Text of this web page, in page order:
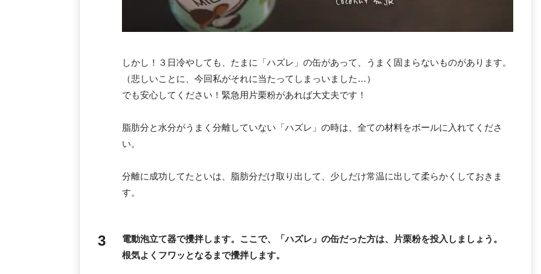
しかし！３日冷やしても、たまに「ハズレ」の缶があって、うまく固まらないものがあります。
（悲しいことに、今回私がそれに当たってしまっいました…）
でも安心してください！緊急用片栗粉があれば大丈夫です！
脂肪分と水分がうまく分離していない「ハズレ」の時は、全ての材料をボールに入れてくださ
い。
分離に成功してたといは、脂肪分だけ取り出して、少しだけ常温に出して柔らかくしておきま
す。
電動泡立て器で攪拌します。ここで、「ハズレ」の缶だった方は、片栗粉を投入しましょう。
根気よくフワッとなるまで攪拌します。